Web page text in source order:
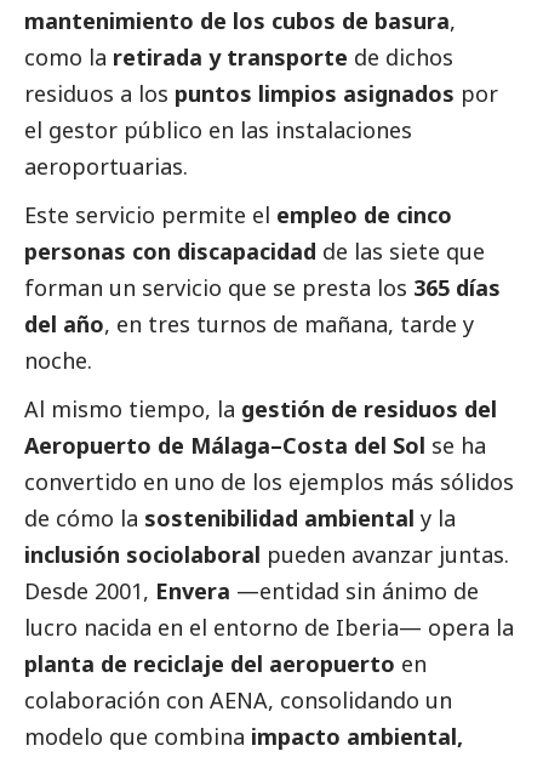
mantenimiento de los cubos de basura,
como la retirada y transporte de dichos
residuos a los puntos limpios asignados por
el gestor público en las instalaciones
aeroportuarias.
Este servicio permite el empleo de cinco
personas con discapacidad de las siete que
forman un servicio que se presta los 365 días
del año, en tres turnos de mañana, tarde y
noche.
Al mismo tiempo, la gestión de residuos del
Aeropuerto de Málaga–Costa del Sol se ha
convertido en uno de los ejemplos más sólidos
de cómo la sostenibilidad ambiental y la
inclusión sociolaboral pueden avanzar juntas.
Desde 2001, Envera —entidad sin ánimo de
lucro nacida en el entorno de Iberia— opera la
planta de reciclaje del aeropuerto en
colaboración con AENA, consolidando un
modelo que combina impacto ambiental,